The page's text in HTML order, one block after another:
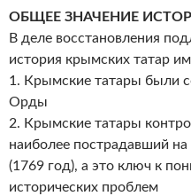
ОБЩЕЕ ЗНАЧЕНИЕ
В деле восстановления
история крымских татар
1. Крымские татары были
Орды
2. Крымские татары
наиболее пострадавший
(1769 год), а это ключ к
исторических проблем